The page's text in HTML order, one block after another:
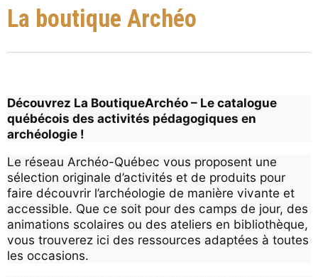
c
h
o
-
Q
u
é
b
Êtes
Ici
La boutique Archéo
Découvrez La BoutiqueArchéo – Le catalogue
québécois des activités pédagogiques en
archéologie !
Le réseau Archéo-Québec vous proposent une
sélection originale d’activités et de produits pour
faire découvrir l’archéologie de manière vivante et
accessible. Que ce soit pour des camps de jour, des
animations scolaires ou des ateliers en bibliothèque,
vous trouverez ici des ressources adaptées à toutes
les occasions.